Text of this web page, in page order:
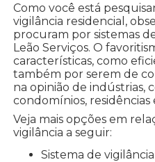
Como você está
vigilância residencial,
procuram por sistemas
Leão Serviços. O
características, como
também por serem de
na opinião de indústrias,
condomínios,
Veja mais opções em
vigilância a seguir:
sistema de vigilância